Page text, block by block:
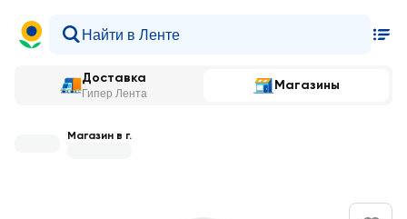
Доставка
Гипер Лента
Магазины
Магазин в г.